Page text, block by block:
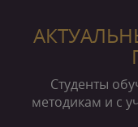
Студенты
методикам и с